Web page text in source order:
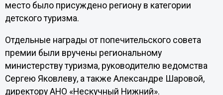
место было присуждено региону в категории
детского туризма.
Отдельные награды от попечительского совета
премии были вручены региональному
министерству туризма, руководителю ведомства
Сергею Яковлеву, а также Александре Шаровой,
директору АНО «Нескучный Нижний».